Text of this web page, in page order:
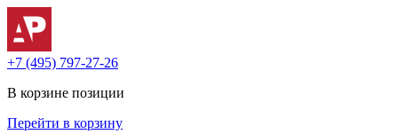
+7 (495) 797-27-26
В корзине позиции
Перейти в корзину